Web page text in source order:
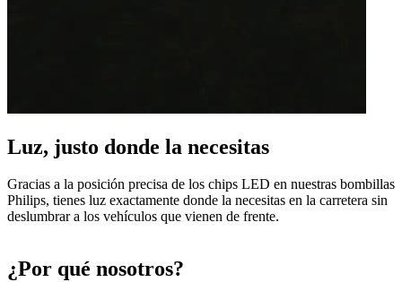
Luz, justo donde la necesitas
Gracias a la posición precisa de los chips LED en nuestras bombillas
Philips, tienes luz exactamente donde la necesitas en la carretera sin
deslumbrar a los vehículos que vienen de frente.
¿Por qué nosotros?